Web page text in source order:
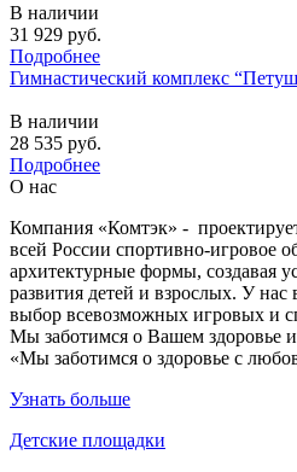
В наличии
31 929 руб.
Подробнее
Гимнастический комплекс
В наличии
28 535 руб.
Подробнее
О нас
Компания «Комтэк» -
всей России спортивно-игровое
архитектурные формы, создавая
развития детей и взрослых. У
выбор всевозможных игровых и
Мы заботимся о Вашем здоровье
«Мы заботимся о здоровье с
Узнать больше
Детские площадки